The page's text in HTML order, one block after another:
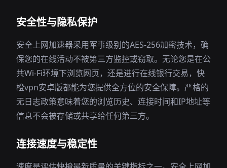
安全性与隐私保护
安全上网加速器采用军事级别的AES-256加密技术，确
保您的在线活动不被第三方监控或窃取。无论您是在公
共Wi-Fi环境下浏览网页，还是进行在线银行交易，快
橙vpn安卓版都能为您提供全方位的安全保障。严格的
无日志政策意味着您的浏览历史、连接时间和IP地址等
信息不会被存储或共享给任何第三方。
连接速度与稳定性